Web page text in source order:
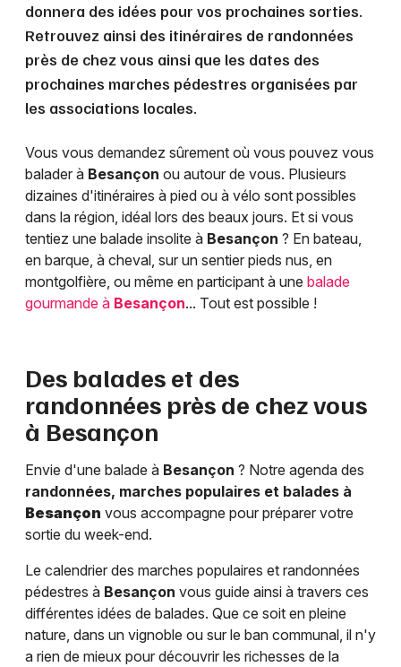
donnera des idées pour vos prochaines sorties.
Retrouvez ainsi des itinéraires de randonnées
près de chez vous ainsi que les dates des
prochaines marches pédestres organisées par
les associations locales.
Vous vous demandez sûrement où vous pouvez vous
balader à Besançon ou autour de vous. Plusieurs
dizaines d'itinéraires à pied ou à vélo sont possibles
dans la région, idéal lors des beaux jours. Et si vous
tentiez une balade insolite à Besançon ? En bateau,
en barque, à cheval, sur un sentier pieds nus, en
montgolfière, ou même en participant à une balade
gourmande à Besançon... Tout est possible !
Des balades et des
randonnées près de chez vous
à Besançon
Envie d'une balade à Besançon ? Notre agenda des
randonnées, marches populaires et balades à
Besançon vous accompagne pour préparer votre
sortie du week-end.
Le calendrier des marches populaires et randonnées
pédestres à Besançon vous guide ainsi à travers ces
différentes idées de balades. Que ce soit en pleine
nature, dans un vignoble ou sur le ban communal, il n'y
a rien de mieux pour découvrir les richesses de la